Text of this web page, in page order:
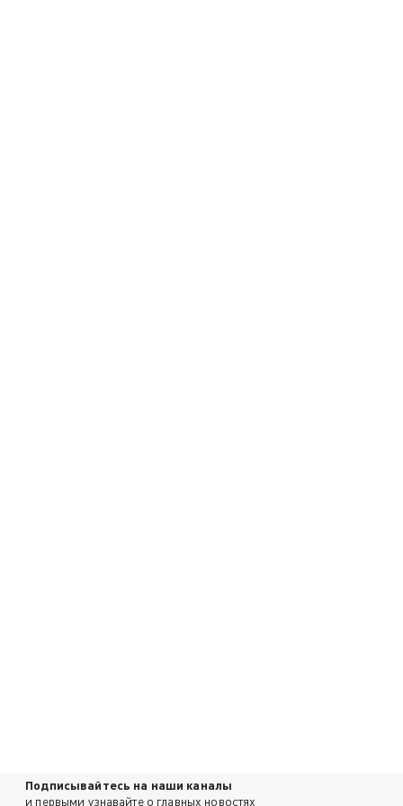
Подписывайтесь на наши каналы
и первыми узнавайте о главных новостях